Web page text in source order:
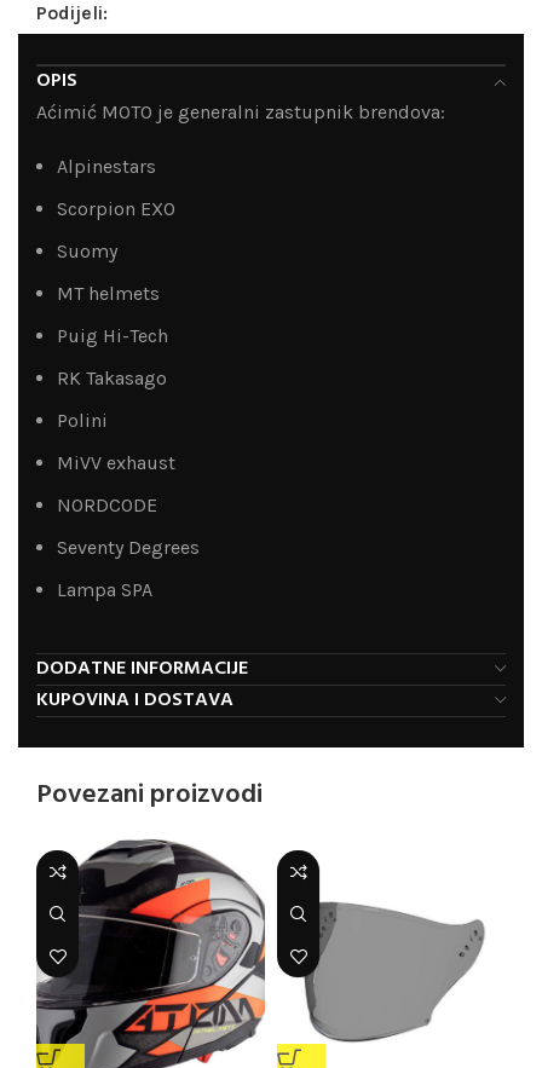
Podijeli:
OPIS
Aćimić MOTO je generalni zastupnik brendova:
Alpinestars
Scorpion EXO
Suomy
MT helmets
Puig Hi-Tech
RK Takasago
Polini
MiVV exhaust
NORDCODE
Seventy Degrees
Lampa SPA
DODATNE INFORMACIJE
KUPOVINA I DOSTAVA
Povezani proizvodi